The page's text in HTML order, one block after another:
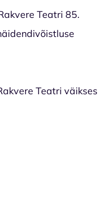
Teatri 85.
Teatri väikses